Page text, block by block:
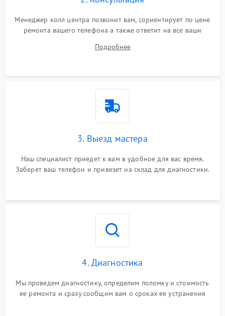
Менеджер колл центра позвонит вам, сориентирует по цене
ремонта вашего телефона а также ответит на все ваши
Подробнее
3. Выезд мастера
Наш специалист приедет к вам в удобное для вас время.
Заберет ваш телефон и привезет на склад для диагностики.
4. Диагностика
Мы проведем диагностику, определим поломку и стоимость
ее ремонта и сразу сообщим вам о сроках ее устранения